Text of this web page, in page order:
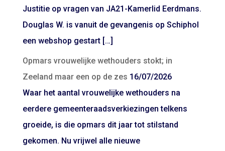
Justitie op vragen van JA21-Kamerlid Eerdmans.
Douglas W. is vanuit de gevangenis op Schiphol
een webshop gestart […]
Opmars vrouwelijke wethouders stokt; in
Zeeland maar een op de zes 16/07/2026
Waar het aantal vrouwelijke wethouders na
eerdere gemeenteraadsverkiezingen telkens
groeide, is die opmars dit jaar tot stilstand
gekomen. Nu vrijwel alle nieuwe